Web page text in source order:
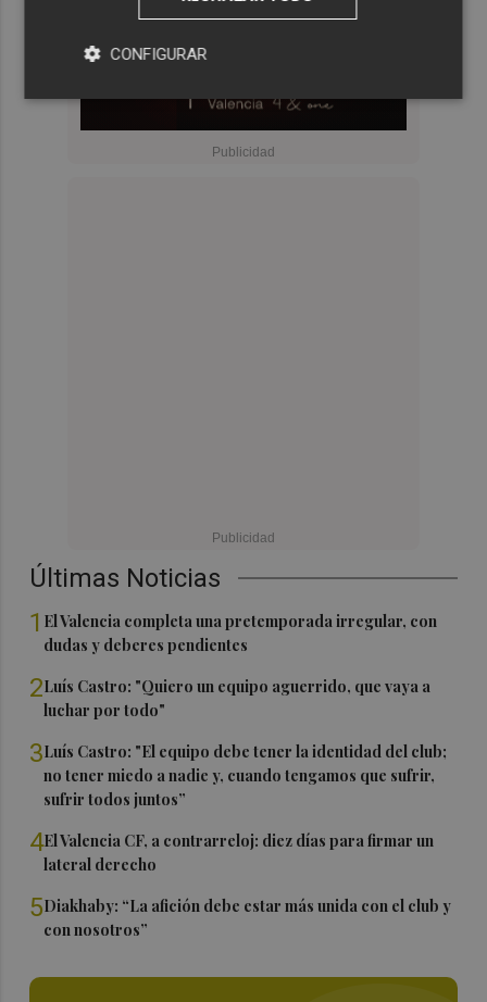
Últimas Noticias
1 El Valencia completa una pretemporada irregular, con
dudas y deberes pendientes
2Luís Castro: "Quiero un equipo aguerrido, que vaya a
luchar por todo"
3Luís Castro: "El equipo debe tener la identidad del club;
no tener miedo a nadie y, cuando tengamos que sufrir,
sufrir todos juntos”
4El Valencia CF, a contrarreloj: diez días para firmar un
lateral derecho
5Diakhaby: “La afición debe estar más unida con el club y
con nosotros”
CONFIGURAR